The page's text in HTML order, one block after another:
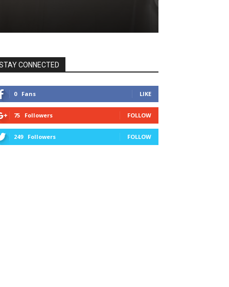
CONNECTED
0 Fans LIKE
75 Followers FOLLOW
249 Followers FOLLOW